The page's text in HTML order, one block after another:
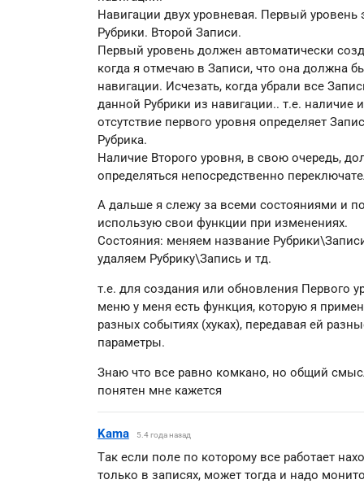
Навигации двух уровневая. Первый уровень
Рубрики. Второй Записи.
Первый уровень должен автоматически
когда я отмечаю в Записи, что она должна
навигации. Исчезать, когда убрали все
данной Рубрики из навигации.. т.е. наличие и
отсутствие первого уровня определяет
Рубрика.
Наличие Второго уровня, в свою очередь,
определяться непосредственно
А дальше я слежу за всеми состояниями и
использую свои функции при изменениях.
Состояния: меняем название
удаляем Рубрику\Запись и тд.
т.е. для создания или обновления Первого
меню у меня есть функция, которую я
разных событиях (хуках), передавая ей
параметры.
Знаю что все равно комкано, но общий
понятен мне кажется
Kama 5.4 года назад
Так если поле по которому все работает
только в записях, может тогда и надо